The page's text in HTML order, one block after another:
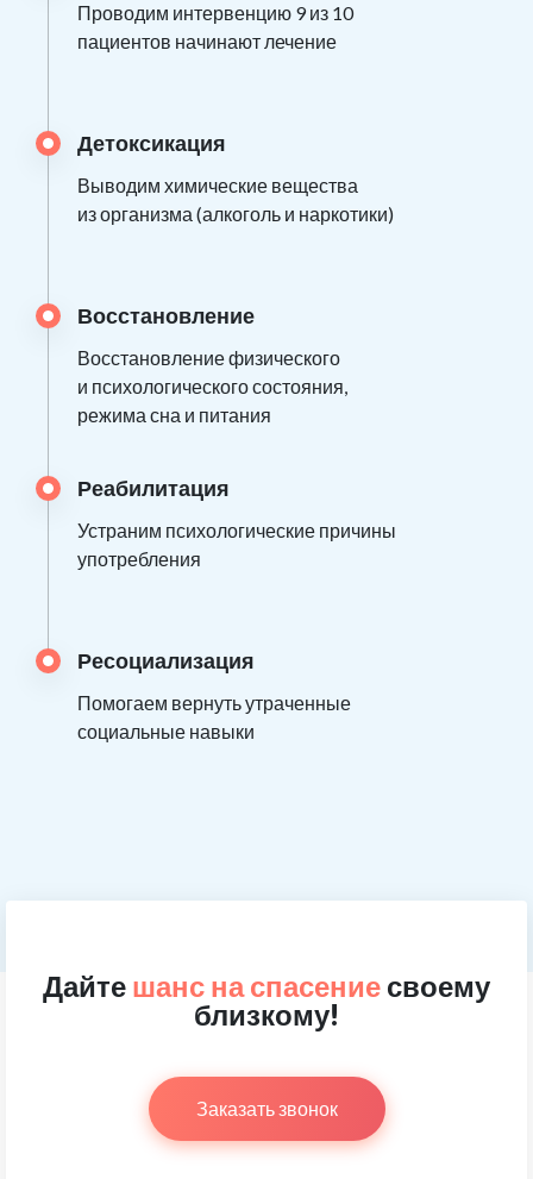
Проводим интервенцию 9 из 10
пациентов начинают лечение
Детоксикация
Выводим химические вещества
из организма (алкоголь и наркотики)
Восстановление
Восстановление физического
и психологического состояния,
режима сна и питания
Реабилитация
Устраним психологические причины
употребления
Ресоциализация
Помогаем вернуть утраченные
социальные навыки
Дайте шанс на спасение своему
близкому!
Заказать звонок